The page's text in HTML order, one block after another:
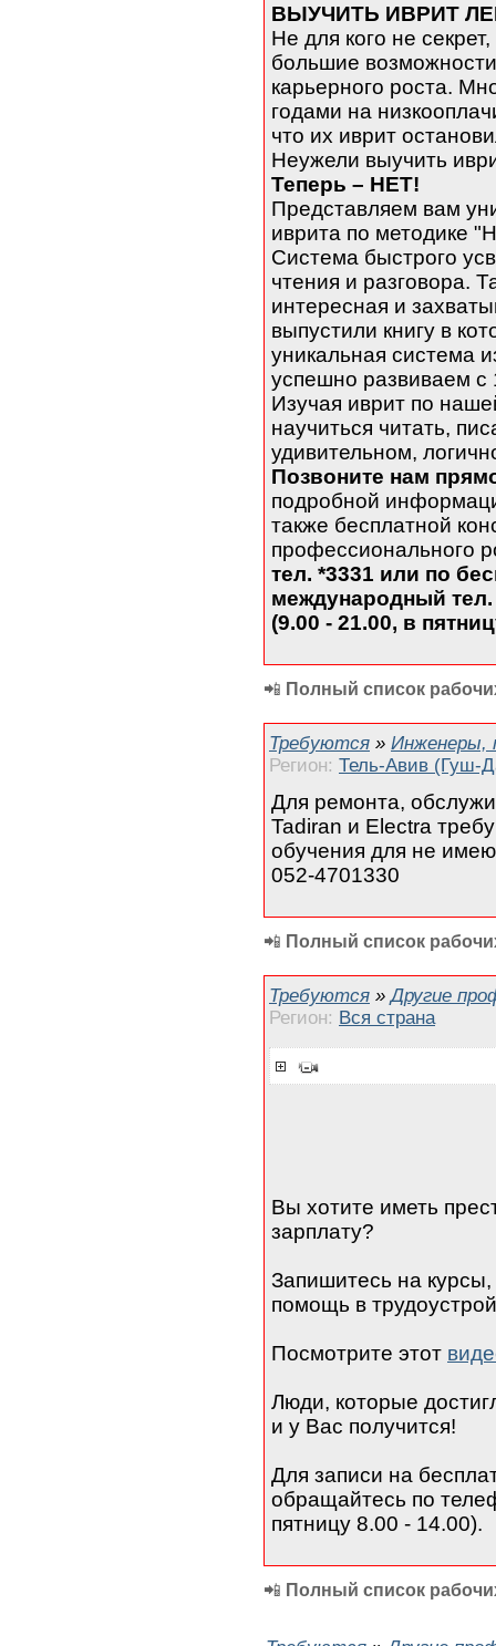
ВЫУЧИТЬ ИВРИТ
Не для кого не
большие
карьерного роста.
годами на
что их иврит
Неужели выучить
Теперь – НЕТ!
Представляем вам
иврита по методике
Система быстрого
чтения и разговора.
интересная и
выпустили книгу в
уникальная система
успешно развиваем с
Изучая иврит по
научиться читать,
удивительном,
Позвоните нам
подробной
также бесплатной
профессионального
тел. *3331 или по
международный тел.
(9.00 - 21.00, в
📲 Полный список
Требуются » Инженеры,
Регион: Тель-Авив (Гуш-
Для ремонта,
Tadiran и Electra
обучения для не
052-4701330
📲 Полный список
Требуются »Другие
Регион: Вся страна
Вы хотите иметь
зарплату?
Запишитесь на курсы,
помощь в
Посмотрите этот
Люди, которые
и у Вас получится!
Для записи на
обращайтесь по
пятницу 8.00 - 14.00).
📲 Полный список